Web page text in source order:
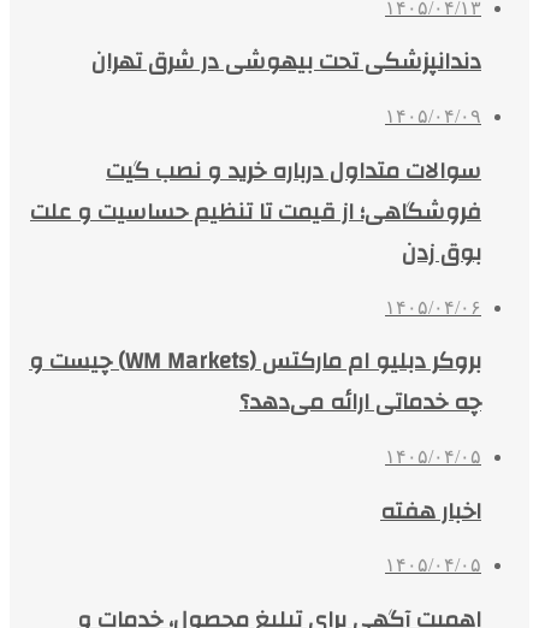
۱۴۰۵/۰۴/۱۳
دندانپزشکی تحت بیهوشی در شرق تهران
۱۴۰۵/۰۴/۰۹
سوالات متداول درباره خرید و نصب گیت
فروشگاهی؛ از قیمت تا تنظیم حساسیت و علت
بوق زدن
۱۴۰۵/۰۴/۰۶
بروکر دبلیو ام مارکتس (WM Markets) چیست و
چه خدماتی ارائه می‌دهد؟
۱۴۰۵/۰۴/۰۵
اخبار هفته
۱۴۰۵/۰۴/۰۵
اهمیت آگهی برای تبلیغ محصول، خدمات و